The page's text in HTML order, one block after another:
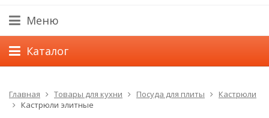
Меню
Каталог
Главная Товары для кухни Посуда для плиты
Кастрюли
Кастрюли элитные